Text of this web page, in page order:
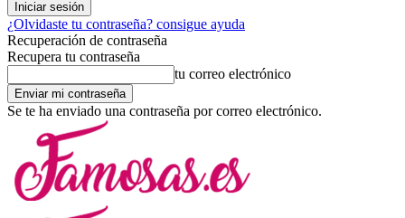
¿Olvidaste tu contraseña? consigue ayuda
Recuperación de contraseña
Recupera tu contraseña
tu correo electrónico
Se te ha enviado una contraseña por correo electrónico.